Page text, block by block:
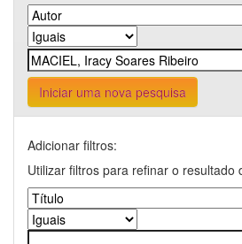
Iniciar uma nova pesquisa
Adicionar filtros:
Utilizar filtros para refinar o resultado